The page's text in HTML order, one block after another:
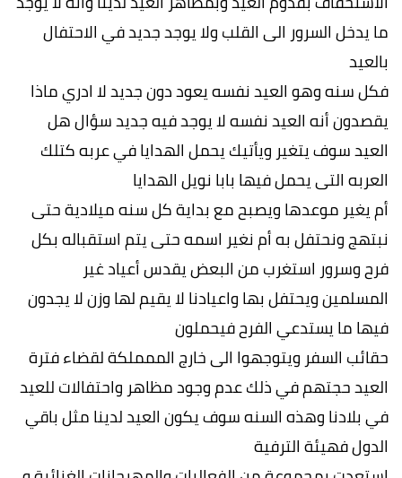
ما يدخل السرور الى القلب ولا يوجد جديد في الاحتفال
بالعيد
فكل سنه وهو العيد نفسه يعود دون جديد لا ادري ماذا
يقصدون أنه العيد نفسه لا يوجد فيه جديد سؤال هل
العيد سوف يتغير ويأتيك يحمل الهدايا في عربه كتلك
العربه التى يحمل فيها بابا نويل الهدايا
أم يغير موعدها ويصبح مع بداية كل سنه ميلادية حتى
نبتهج ونحتفل به أم نغير اسمه حتى يتم استقباله بكل
فرح وسرور استغرب من البعض يقدس أعياد غير
المسلمين ويحتفل بها واعيادنا لا يقيم لها وزن لا يجدون
فيها ما يستدعي الفرح فيحملون
حقائب السفر ويتوجهوا الى خارج الممملكة لقضاء فترة
العيد حجتهم في ذلك عدم وجود مظاهر واحتفالات للعيد
في بلادنا وهذه السنه سوف يكون العيد لدينا مثل باقي
الدول فهيئة الترفية